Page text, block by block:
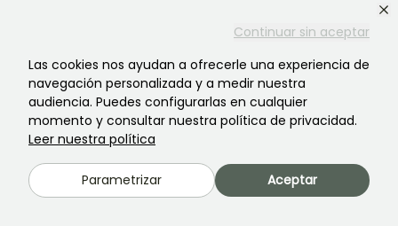
Continuar sin aceptar
Las cookies nos ayudan a ofrecerle una experiencia de
navegación personalizada y a medir nuestra
audiencia. Puedes configurarlas en cualquier
momento y consultar nuestra política de privacidad.
Leer nuestra política
Parametrizar Aceptar
Pónte en contacto con nosotros Haz clic
aquí
Lunes-Viernes 8h30-19h00
Sábado 9h-16h
Ferme de la Cœuillerie
1012 rue Roger Lecerf